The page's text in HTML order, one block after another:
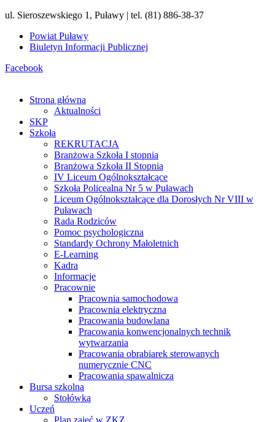
ul. Sieroszewskiego 1, Puławy | tel. (81) 886-38-37
Powiat Puławy
Biuletyn Informacji Publicznej
Facebook
Strona główna
Aktualności
SKP
Szkoła
REKRUTACJA
Branżowa Szkoła I stopnia
Branżowa Szkoła II Stopnia
IV Liceum Ogólnokształcące
Szkoła Policealna Nr 5 w Puławach
Liceum Ogólnokształcące dla Dorosłych Nr VIII w
Puławach
Rada Rodziców
Pomoc psychologiczna
Standardy Ochrony Małoletnich
E-Learning
Kadra
Informacje
Pracownie
Pracownia samochodowa
Pracownia elektryczna
Pracowania budowlana
Pracowania konwencjonalnych technik
wytwarzania
Pracowania obrabiarek sterowanych
numerycznie CNC
Pracowania spawalnicza
Bursa szkolna
Stołówka
Uczeń
Plan zajęć w ZKZ